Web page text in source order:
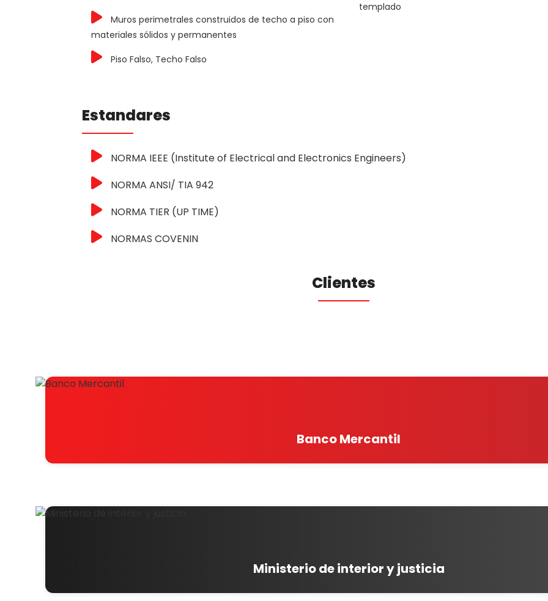
Muros perimetrales construidos de techo a piso con
materiales sólidos y permanentes
Piso Falso, Techo Falso
templado
Estandares
NORMA IEEE (Institute of Electrical and Electronics Engineers)
NORMA ANSI/ TIA 942
NORMA TIER (UP TIME)
NORMAS COVENIN
Clientes
Banco Mercantil
Ministerio de interior y justicia